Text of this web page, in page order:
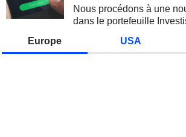
Nous procédons à une
dans le portefeuille
Europe USA